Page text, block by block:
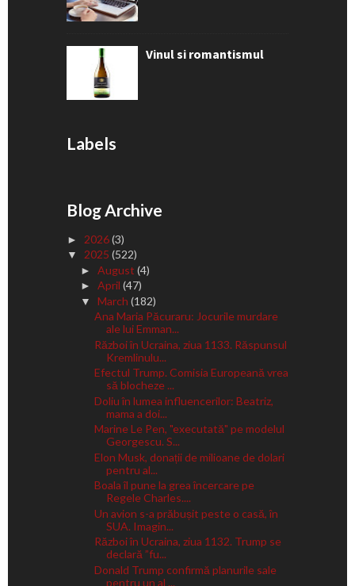
Vinul si romantismul
Labels
Blog Archive
► 2026(3)
▼ 2025 (522)
► August (4)
► April (47)
▼ March (182)
Ana Maria Păcuraru: Jocurile murdare
ale lui Emman...
Război în Ucraina, ziua 1133. Răspunsul
Kremlinulu...
Efectul Trump. Comisia Europeană vrea
să blocheze ...
Doliu în lumea influencerilor: Beatriz,
mama a doi...
Marine Le Pen, "executată" pe modelul
Georgescu. S...
Elon Musk, donații de milioane de dolari
pentru al...
Boala îl pune la grea încercare pe
Regele Charles....
Un avion s-a prăbușit peste o casă, în
SUA. Imagin...
Război în Ucraina, ziua 1132. Trump se
declară ”fu...
Donald Trump confirmă planurile sale
pentru un al ...